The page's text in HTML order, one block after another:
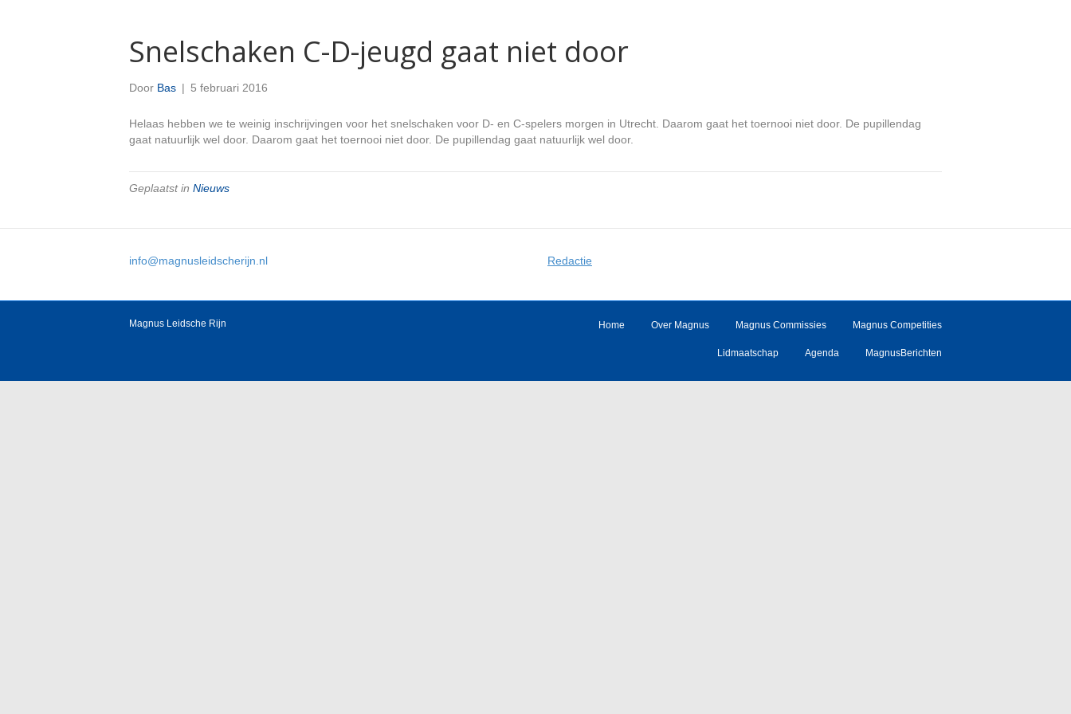
Snelschaken C-D-jeugd gaat niet door
Door Bas | 5 februari 2016
Helaas hebben we te weinig inschrijvingen voor het snelschaken voor D- en C-spelers morgen in Utrecht. Daarom gaat het toernooi niet door. De pupillendag
gaat natuurlijk wel door. Daarom gaat het toernooi niet door. De pupillendag gaat natuurlijk wel door.
Geplaatst in Nieuws
info@magnusleidscherijn.nl Redactie
Magnus Leidsche Rijn Home Over Magnus Magnus Commissies Magnus Competities
Lidmaatschap Agenda MagnusBerichten